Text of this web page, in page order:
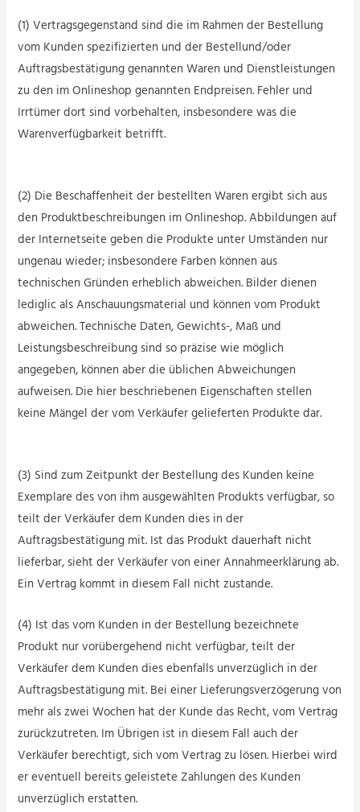
(1) Vertragsgegenstand sind die im Rahmen der Bestellung
vom Kunden spezifizierten und der Bestellund/oder
Auftragsbestätigung genannten Waren und Dienstleistungen
zu den im Onlineshop genannten Endpreisen. Fehler und
Irrtümer dort sind vorbehalten, insbesondere was die
Warenverfügbarkeit betrifft.
(2) Die Beschaffenheit der bestellten Waren ergibt sich aus
den Produktbeschreibungen im Onlineshop. Abbildungen auf
der Internetseite geben die Produkte unter Umständen nur
ungenau wieder; insbesondere Farben können aus
technischen Gründen erheblich abweichen. Bilder dienen
lediglic als Anschauungsmaterial und können vom Produkt
abweichen. Technische Daten, Gewichts-, Maß und
Leistungsbeschreibung sind so präzise wie möglich
angegeben, können aber die üblichen Abweichungen
aufweisen. Die hier beschriebenen Eigenschaften stellen
keine Mängel der vom Verkäufer gelieferten Produkte dar.
(3) Sind zum Zeitpunkt der Bestellung des Kunden keine
Exemplare des von ihm ausgewählten Produkts verfügbar, so
teilt der Verkäufer dem Kunden dies in der
Auftragsbestätigung mit. Ist das Produkt dauerhaft nicht
lieferbar, sieht der Verkäufer von einer Annahmeerklärung ab.
Ein Vertrag kommt in diesem Fall nicht zustande.
(4) Ist das vom Kunden in der Bestellung bezeichnete
Produkt nur vorübergehend nicht verfügbar, teilt der
Verkäufer dem Kunden dies ebenfalls unverzüglich in der
Auftragsbestätigung mit. Bei einer Lieferungsverzögerung von
mehr als zwei Wochen hat der Kunde das Recht, vom Vertrag
zurückzutreten. Im Übrigen ist in diesem Fall auch der
Verkäufer berechtigt, sich vom Vertrag zu lösen. Hierbei wird
er eventuell bereits geleistete Zahlungen des Kunden
unverzüglich erstatten.